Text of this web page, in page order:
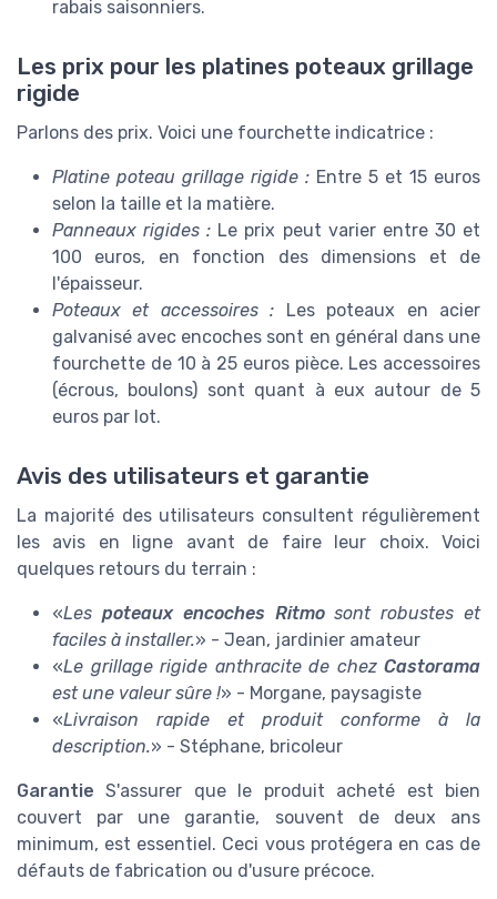
rabais saisonniers.
Les prix pour les platines poteaux grillage
rigide
Parlons des prix. Voici une fourchette indicatrice :
Platine poteau grillage rigide : Entre 5 et 15 euros
selon la taille et la matière.
Panneaux rigides : Le prix peut varier entre 30 et
100 euros, en fonction des dimensions et de
l'épaisseur.
Poteaux et accessoires : Les poteaux en acier
galvanisé avec encoches sont en général dans une
fourchette de 10 à 25 euros pièce. Les accessoires
(écrous, boulons) sont quant à eux autour de 5
euros par lot.
Avis des utilisateurs et garantie
La majorité des utilisateurs consultent régulièrement
les avis en ligne avant de faire leur choix. Voici
quelques retours du terrain :
«Les poteaux encoches Ritmosont robustes et
faciles à installer.» - Jean, jardinier amateur
«Le grillage rigide anthracitede chez Castorama
est une valeur sûre !» - Morgane, paysagiste
«Livraison rapide et produit conforme à la
description.» - Stéphane, bricoleur
Garantie S'assurer que le produit acheté est bien
couvert par une garantie, souvent de deux ans
minimum, est essentiel. Ceci vous protégera en cas de
défauts de fabrication ou d'usure précoce.